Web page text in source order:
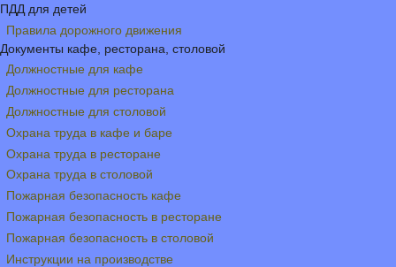
ПДД для детей
Правила дорожного движения
Документы кафе, ресторана, столовой
Должностные для кафе
Должностные для ресторана
Должностные для столовой
Охрана труда в кафе и баре
Охрана труда в ресторане
Охрана труда в столовой
Пожарная безопасность кафе
Пожарная безопасность в ресторане
Пожарная безопасность в столовой
Инструкции на производстве